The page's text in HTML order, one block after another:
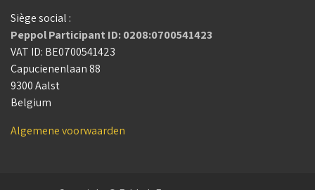
Siège social :
Peppol Participant ID: 0208:0700541423
VAT ID: BE0700541423
Capucienenlaan 88
9300 Aalst
Belgium
Algemene voorwaarden